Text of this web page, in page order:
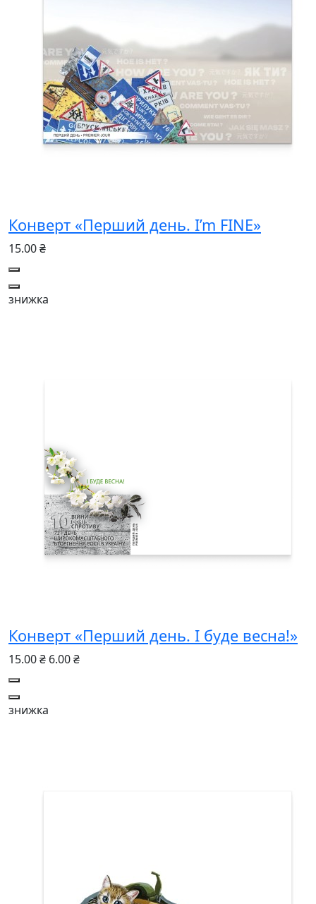
Конверт «Перший день. I’m FINE»
15.00 ₴
знижка
Конверт «Перший день. І буде весна!»
15.00 ₴ 6.00 ₴
знижка